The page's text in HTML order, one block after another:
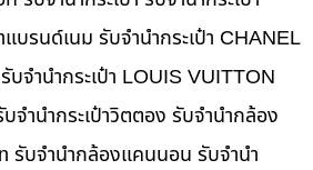
บรนด์เนม รับจำนำกระเป๋า CHANEL
บจำนำกระเป๋า LOUIS VUITTON
จำนำกระเป๋าวิตตอง รับจำนำกล้อง
รับจำนำกล้องแคนนอน รับจำนำ